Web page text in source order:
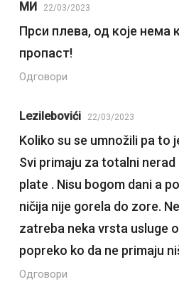
МИ 22/03/2023
Прси плева, од које нема
пропаст!
Одговори
Lezilebovići 22/03/2023
Koliko su se umnožili pa to
Svi primaju za totalni
plate . Nisu bogom dani a
ničija nije gorela do zore.
zatreba neka vrsta usluge
popreko ko da ne primaju
Одговори